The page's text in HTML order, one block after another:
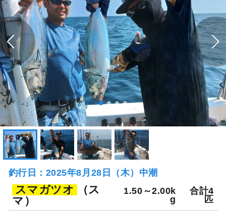
釣行日：2025年8月28日（木）中潮
スマガツオ
（ス
マ）
1.50～2.00k
g
合計4
匹